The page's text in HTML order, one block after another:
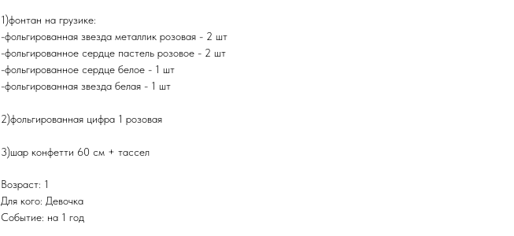
1)фонтан на грузике:
-фольгированная звезда металлик розовая - 2 шт
-фольгированное сердце пастель розовое - 2 шт
-фольгированное сердце белое - 1 шт
-фольгированная звезда белая - 1 шт
2)фольгированная цифра 1 розовая
3)шар конфетти 60 см + тассел
Возраст: 1
Для кого: Девочка
Событие: на 1 год